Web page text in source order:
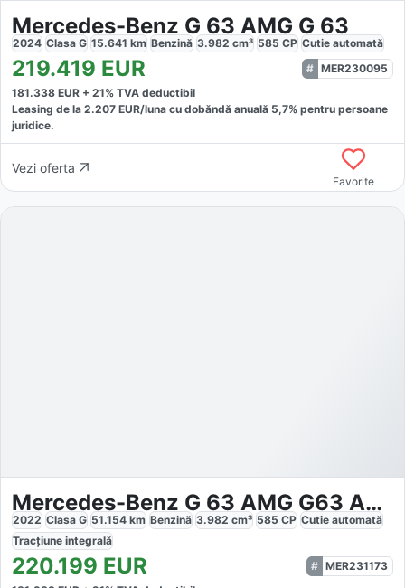
Mercedes-Benz G 63 AMG G 63
2024 Clasa G 15.641 km Benzină 3.982 cm³ 585 CP Cutie automată
219.419 EUR
MER230095
181.338 EUR + 21% TVA deductibil
Leasing de la 2.207 EUR/luna cu dobăndă anuală 5,7% pentru persoane
juridice.
Vezi oferta
Favorite
Mercedes-Benz G 63 AMG G63 AMG
2022 Clasa G 51.154 km Benzină 3.982 cm³ 585 CP Cutie automată
Tracțiune integrală
220.199 EUR
MER231173